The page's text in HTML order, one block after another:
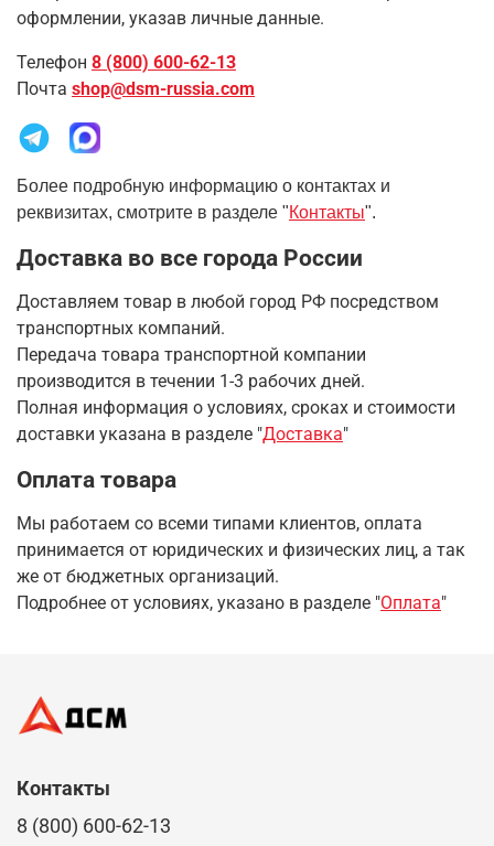
оформлении, указав личные данные.
Телефон 8 (800) 600-62-13
Почта shop@dsm-russia.com
Более подробную информацию о контактах и
реквизитах, смотрите в разделе "Контакты".
Доставка во все города России
Доставляем товар в любой город РФ посредством
транспортных компаний.
Передача товара транспортной компании
производится в течении 1-3 рабочих дней.
Полная информация о условиях, сроках и стоимости
доставки указана в разделе "Доставка"
Оплата товара
Мы работаем со всеми типами клиентов, оплата
принимается от юридических и физических лиц, а так
же от бюджетных организаций.
Подробнее от условиях, указано в разделе "Оплата"
Контакты
8 (800) 600-62-13